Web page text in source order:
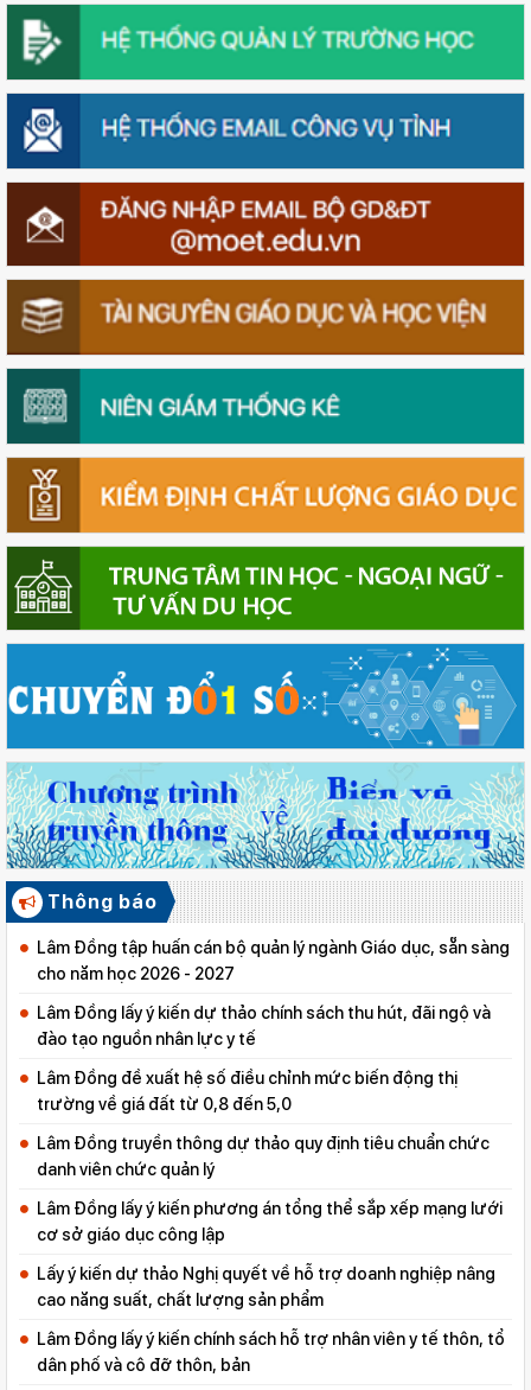
Thông báo
Lâm Đồng tập huấn cán bộ quản lý ngành Giáo dục, sẵn sàng
cho năm học 2026 - 2027
Lâm Đồng lấy ý kiến dự thảo chính sách thu hút, đãi ngộ và
đào tạo nguồn nhân lực y tế
Lâm Đồng đề xuất hệ số điều chỉnh mức biến động thị
trường về giá đất từ 0,8 đến 5,0
Lâm Đồng truyền thông dự thảo quy định tiêu chuẩn chức
danh viên chức quản lý
Lâm Đồng lấy ý kiến phương án tổng thể sắp xếp mạng lưới
cơ sở giáo dục công lập
Lấy ý kiến dự thảo Nghị quyết về hỗ trợ doanh nghiệp nâng
cao năng suất, chất lượng sản phẩm
Lâm Đồng lấy ý kiến chính sách hỗ trợ nhân viên y tế thôn, tổ
dân phố và cô đỡ thôn, bản